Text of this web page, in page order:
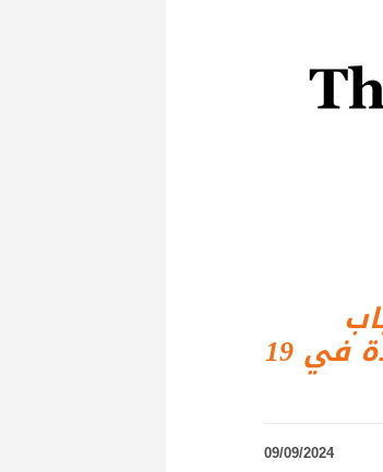
العالم: قراءة القرآن بأكمله في جلسة واحدة في 19
09/09/2024